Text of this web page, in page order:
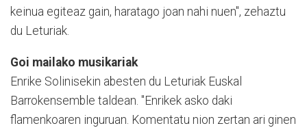
keinua egiteaz gain, haratago joan nahi nuen", zehaztu
du Leturiak.
Goi mailako musikariak
Enrike Solinisekin abesten du Leturiak Euskal
Barrokensemble taldean. "Enrikek asko daki
flamenkoaren inguruan. Komentatu nion zertan ari ginen